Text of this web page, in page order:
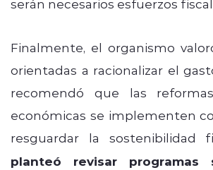
serán necesarios esfuerzos
Finalmente, el organismo
orientadas a racionalizar el
recomendó que las
económicas se implementen
resguardar la sostenibilidad
planteó revisar programas